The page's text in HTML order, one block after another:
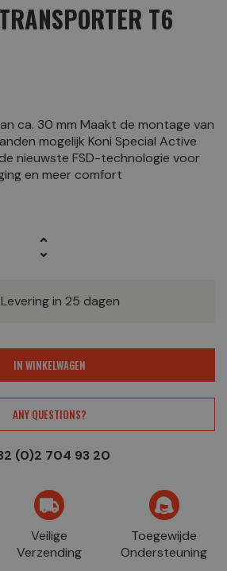
T6
ca. 30 mm Maakt de montage van
mogelijk Koni Special Active
nieuwste FSD-technologie voor
en meer comfort
Levering in 25 dagen
IN WINKELWAGEN
ANY QUESTIONS?
(0)2 704 93 20
Veilige
Verzending
Toegewijde
Ondersteuning